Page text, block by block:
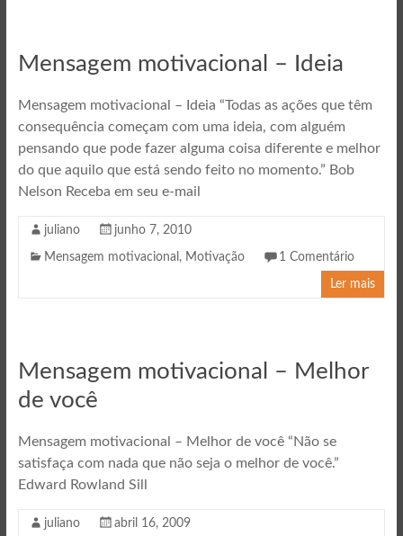
Mensagem motivacional – Ideia
Mensagem motivacional – Ideia “Todas as ações que têm
consequência começam com uma ideia, com alguém
pensando que pode fazer alguma coisa diferente e melhor
do que aquilo que está sendo feito no momento.” Bob
Nelson Receba em seu e-mail
juliano junho 7, 2010
Mensagem motivacional , Motivação 1 Comentário
Ler mais
Mensagem motivacional – Melhor
de você
Mensagem motivacional – Melhor de você “Não se
satisfaça com nada que não seja o melhor de você.”
Edward Rowland Sill
juliano abril 16, 2009